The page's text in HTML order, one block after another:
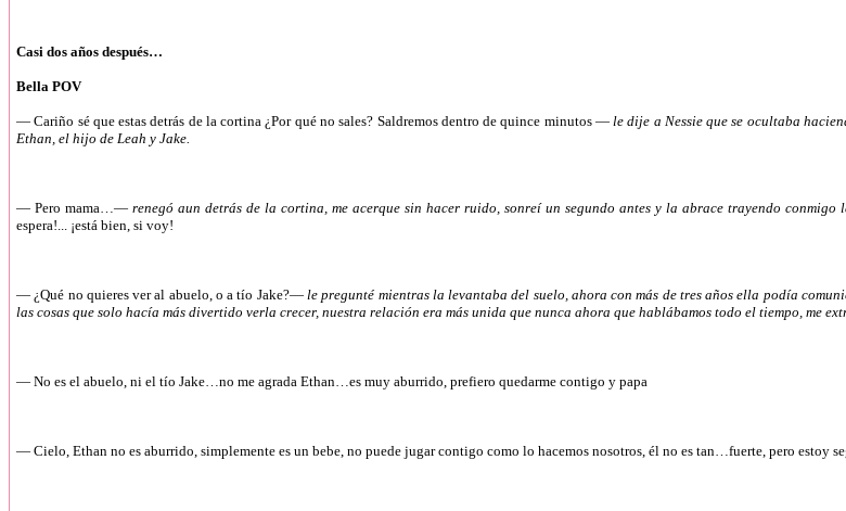
Casi dos años después…
Bella POV
— Cariño sé que estas detrás de la cortina ¿Por qué no sales? Saldremos dentro de quince minutos —le dije a Nessie que se ocultaba
Ethan, el hijo de Leah y Jake.
— Pero mama…— renegó aun detrás de la cortina, me acerque sin hacer ruido, sonreí un segundo antes y la abrace trayendo
espera!... ¡está bien, si voy!
— ¿Qué no quieres ver al abuelo, o a tío Jake?—le pregunté mientras la levantaba del suelo, ahora con más de tres años ella podía
las cosas que solo hacía más divertido verla crecer, nuestra relación era más unida que nunca ahora que hablábamos todo el tiempo, me
— No es el abuelo, ni el tío Jake…no me agrada Ethan…es muy aburrido, prefiero quedarme contigo y papa
— Cielo, Ethan no es aburrido, simplemente es un bebe, no puede jugar contigo como lo hacemos nosotros, él no es tan…fuerte, pero estoy